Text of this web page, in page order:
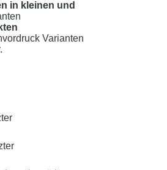
in kleinen und
Varianten